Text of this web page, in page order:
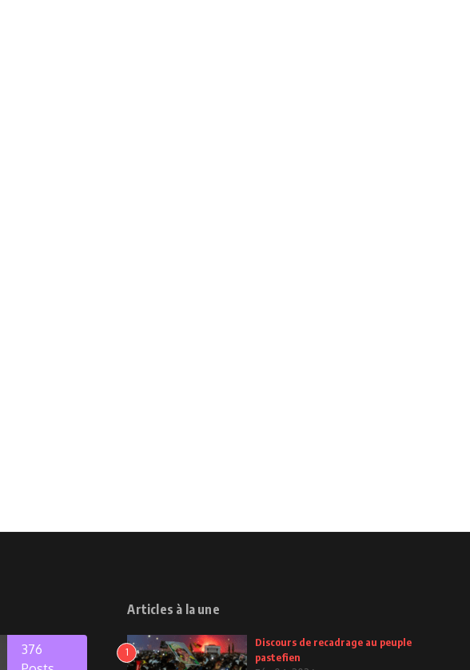
376
Articles à la une
1
Discours de recadrage au peuple
pastefien